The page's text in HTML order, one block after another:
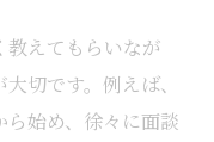
教えてもらいなが
切です。例えば、
始め、徐々に面談